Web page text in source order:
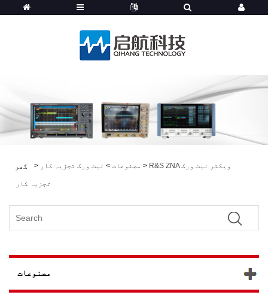
گھر > مصنوعات > نیٹ ورک تجزیہ کار > R&S ZNA ویکٹر نیٹ ورک
تجزیہ کار
مصنوعات